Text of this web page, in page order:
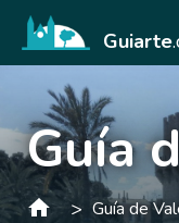
Guiarte
Guía
> Guía de